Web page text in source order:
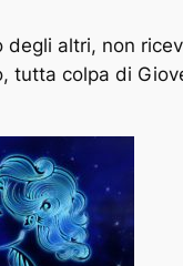
degli altri, non
tutta colpa di